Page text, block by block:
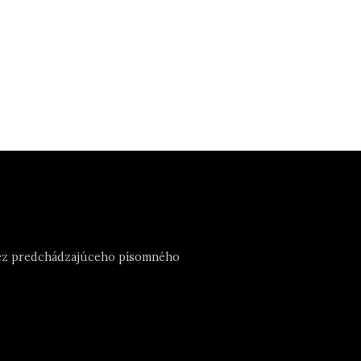
predchádzajúceho písomného